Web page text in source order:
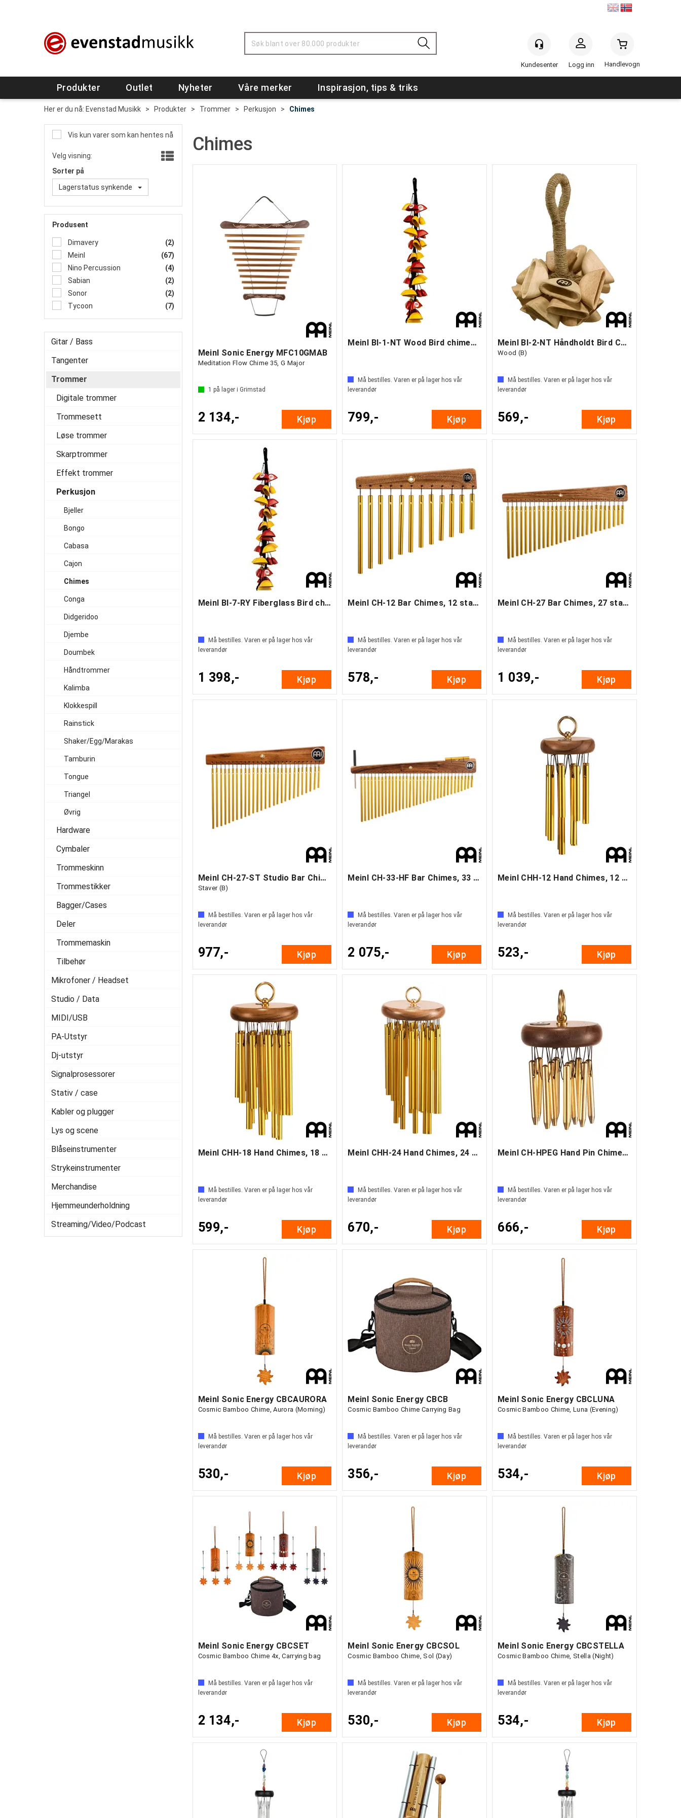
Logg inn Handlevogn
Produkter Outlet Nyheter Våre merker Inspirasjon, tips & triks
Her er du nå: Evenstad Musikk > Produkter > Trommer > Perkusjon > Chimes
Vis kun varer som kan hentes nå
Velg visning:
Sorter på
Lagerstatus synkende
Produsent
Dimavery
(2)
Meinl
(67)
Nino Percussion
(4)
Sabian
(2)
Sonor
(2)
Tycoon
(7)
Gitar / Bass
Tangenter
Trommer
Digitale trommer
Trommesett
Løse trommer
Skarptrommer
Effekt trommer
Perkusjon
Bjeller
Bongo
Cabasa
Cajon
Chimes
Conga
Didgeridoo
Djembe
Doumbek
Håndtrommer
Kalimba
Klokkespill
Rainstick
Shaker/Egg/Marakas
Tamburin
Tongue
Triangel
Øvrig
Hardware
Cymbaler
Trommeskinn
Trommestikker
Bagger/Cases
Deler
Trommemaskin
Tilbehør
Mikrofoner / Headset
Studio / Data
MIDI/USB
PA-Utstyr
Dj-utstyr
Signalprosessorer
Stativ / case
Kabler og plugger
Lys og scene
Blåseinstrumenter
Strykeinstrumenter
Merchandise
Hjemmeunderholdning
Streaming/Video/Podcast
Chimes
Meinl Sonic Energy MFC10GMAB
Meditation Flow Chime 35, G Major
1 på lager i Grimstad
2 134,- Kjøp
Meinl BI-1-NT Wood Bird chimes (B)
Må bestilles. Varen er på lager hos vår
leverandør
799,- Kjøp
Meinl BI-2-NT Håndholdt Bird Chimes,
Wood (B)
Må bestilles. Varen er på lager hos vår
leverandør
569,- Kjøp
Meinl BI-7-RY Fiberglass Bird chimes (B)
Må bestilles. Varen er på lager hos vår
leverandør
1 398,- Kjøp
Meinl CH-12 Bar Chimes, 12 staver (B)
Må bestilles. Varen er på lager hos vår
leverandør
578,- Kjøp
Meinl CH-27 Bar Chimes, 27 staver (B)
Må bestilles. Varen er på lager hos vår
leverandør
1 039,- Kjøp
Meinl CH-27-ST Studio Bar Chimes, 27
Staver (B)
Må bestilles. Varen er på lager hos vår
leverandør
977,- Kjøp
Meinl CH-33-HF Bar Chimes, 33 staver (B)
Må bestilles. Varen er på lager hos vår
leverandør
2 075,- Kjøp
Meinl CHH-12 Hand Chimes, 12 staver (B)
Må bestilles. Varen er på lager hos vår
leverandør
523,- Kjøp
Meinl CHH-18 Hand Chimes, 18 staver (B)
Må bestilles. Varen er på lager hos vår
leverandør
599,- Kjøp
Meinl CHH-24 Hand Chimes, 24 staver (B)
Må bestilles. Varen er på lager hos vår
leverandør
670,- Kjøp
Meinl CH-HPEG Hand Pin Chimes (B)
Må bestilles. Varen er på lager hos vår
leverandør
666,- Kjøp
Meinl Sonic Energy CBCAURORA
Cosmic Bamboo Chime, Aurora (Morning)
Må bestilles. Varen er på lager hos vår
leverandør
530,- Kjøp
Meinl Sonic Energy CBCB
Cosmic Bamboo Chime Carrying Bag
Må bestilles. Varen er på lager hos vår
leverandør
356,- Kjøp
Meinl Sonic Energy CBCLUNA
Cosmic Bamboo Chime, Luna (Evening)
Må bestilles. Varen er på lager hos vår
leverandør
534,- Kjøp
Meinl Sonic Energy CBCSET
Cosmic Bamboo Chime 4x, Carrying bag
Må bestilles. Varen er på lager hos vår
leverandør
2 134,- Kjøp
Meinl Sonic Energy CBCSOL
Cosmic Bamboo Chime, Sol (Day)
Må bestilles. Varen er på lager hos vår
leverandør
530,- Kjøp
Meinl Sonic Energy CBCSTELLA
Cosmic Bamboo Chime, Stella (Night)
Må bestilles. Varen er på lager hos vår
leverandør
534,- Kjøp